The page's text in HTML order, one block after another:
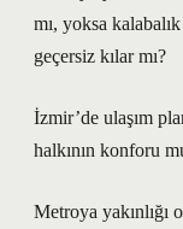
mı, yoksa
geçersiz kılar mı?
İzmir’de ulaşım
halkının konforu
Metroya yakınlığı